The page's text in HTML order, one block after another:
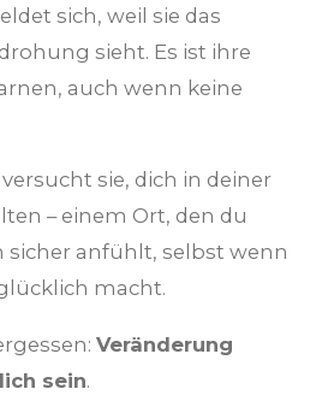
sich, weil sie das
sieht. Es ist ihre
auch wenn keine
sie, dich in deiner
– einem Ort, den du
sicher anfühlt, selbst wenn
macht.
Veränderung
sein.